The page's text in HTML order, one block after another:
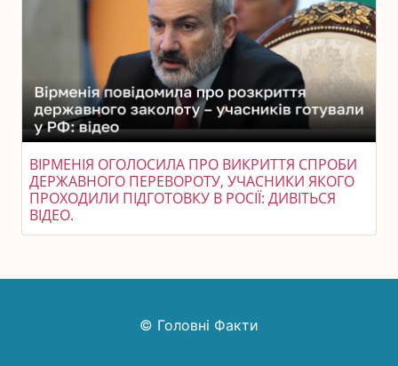
ВІРМЕНІЯ ОГОЛОСИЛА ПРО ВИКРИТТЯ СПРОБИ
ДЕРЖАВНОГО ПЕРЕВОРОТУ, УЧАСНИКИ ЯКОГО
ПРОХОДИЛИ ПІДГОТОВКУ В РОСІЇ: ДИВІТЬСЯ
ВІДЕО.
© Головні Факти